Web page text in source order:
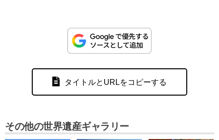
タイトルとURLをコピーする
その他の世界遺産ギャラリー